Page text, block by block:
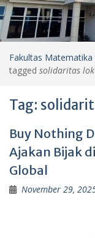
Fakultas
tagged solidaritas
Tag:
Buy Nothing
Ajakan Bijak
Global
November 29,